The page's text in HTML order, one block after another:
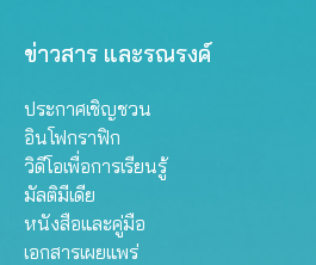
ข่าวสาร และรณรงค์
ประกาศเชิญชวน
อินโฟกราฟิก
วิดีโอเพื่อการเรียนรู้
มัลติมีเดีย
หนังสือและคู่มือ
เอกสารเผยแพร่